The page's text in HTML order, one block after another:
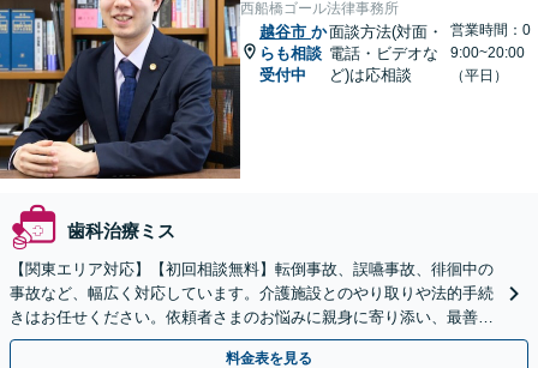
西船橋ゴール法律事務所
越谷市 か
らも相談
受付中
面談方法(対面・
電話・ビデオな
ど)は応相談
営業時間：0
9:00~20:00
（平日）
歯科治療ミス
【関東エリア対応】【初回相談無料】転倒事故、誤嚥事故、徘徊中の
事故など、幅広く対応しています。介護施設とのやり取りや法的手続
きはお任せください。依頼者さまのお悩みに親身に寄り添い、最善の
結果が得られるように尽力いたします。
料金表を見る